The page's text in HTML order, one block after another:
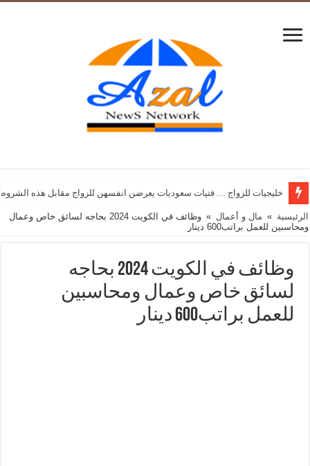
خليجيات للزواج … فتيات سعوديات يعرضن انفسهن للزواج مقابل هذه
الرئيسية » مال و أعمال »
وظائف في الكويت 2024 بحاجه لسائق خاص وعمال
ومحاسبين للعمل براتب600 دينار
وظائف في الكويت 2024 بحاجه
لسائق خاص وعمال ومحاسبين
للعمل براتب600 دينار